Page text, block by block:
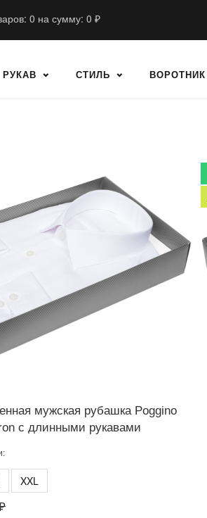
0 на сумму: 0 ₽
РУКАВ СТИЛЬ ВОРОТНИК
мужская рубашка Poggino
с длинными рукавами
XXL